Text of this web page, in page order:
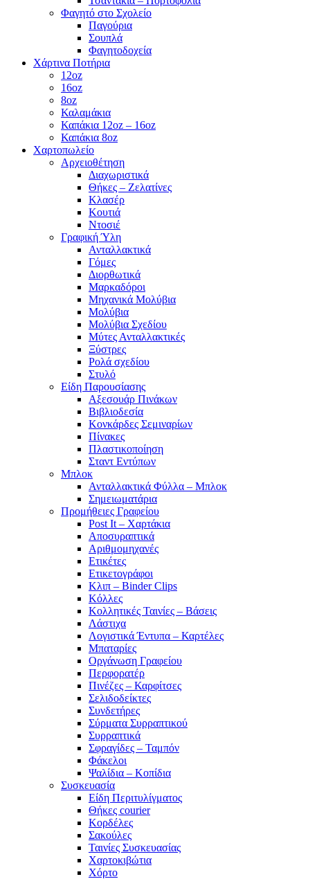
Φαγητό στο Σχολείο
Παγούρια
Σουπλά
Φαγητοδοχεία
Χάρτινα Ποτήρια
12oz
16oz
8oz
Καλαμάκια
Καπάκια 12oz – 16oz
Καπάκια 8oz
Χαρτοπωλείο
Αρχειοθέτηση
Διαχωριστικά
Θήκες – Ζελατίνες
Κλασέρ
Κουτιά
Ντοσιέ
Γραφική Ύλη
Ανταλλακτικά
Γόμες
Διορθωτικά
Μαρκαδόροι
Μηχανικά Μολύβια
Μολύβια
Μολύβια Σχεδίου
Μύτες Ανταλλακτικές
Ξύστρες
Ρολά σχεδίου
Στυλό
Είδη Παρουσίασης
Αξεσουάρ Πινάκων
Βιβλιοδεσία
Κονκάρδες Σεμιναρίων
Πίνακες
Πλαστικοποίηση
Σταντ Εντύπων
Μπλοκ
Ανταλλακτικά Φύλλα – Μπλοκ
Σημειωματάρια
Προμήθειες Γραφείου
Post It – Χαρτάκια
Αποσυραπτικά
Αριθμομηχανές
Ετικέτες
Ετικετογράφοι
Κλιπ – Binder Clips
Κόλλες
Κολλητικές Ταινίες – Βάσεις
Λάστιχα
Λογιστικά Έντυπα – Καρτέλες
Μπαταρίες
Οργάνωση Γραφείου
Περφορατέρ
Πινέζες – Καρφίτσες
Σελιδοδείκτες
Συνδετήρες
Σύρματα Συρραπτικού
Συρραπτικά
Σφραγίδες – Ταμπόν
Φάκελοι
Ψαλίδια – Κοπίδια
Συσκευασία
Είδη Περιτυλίγματος
Θήκες courier
Κορδέλες
Σακούλες
Ταινίες Συσκευασίας
Χαρτοκιβώτια
Χόρτο